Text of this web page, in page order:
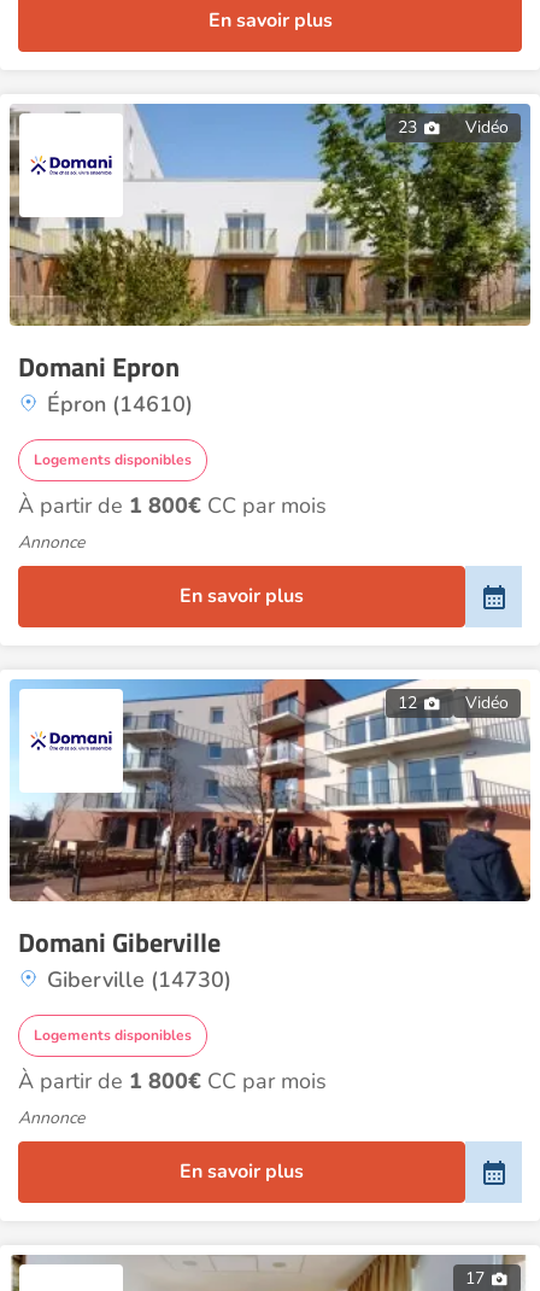
En savoir plus
23 Vidéo
Domani Epron
Épron (14610)
Logements disponibles
À partir de 1 800€ CC par mois
Annonce
En savoir plus
12 Vidéo
Domani Giberville
Giberville (14730)
Logements disponibles
À partir de 1 800€ CC par mois
Annonce
En savoir plus
17